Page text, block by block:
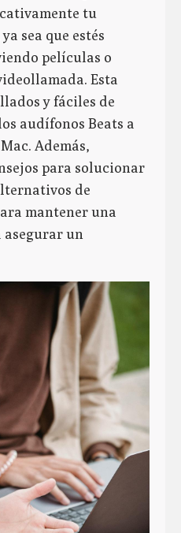
tu
sea que estés
películas o
Esta
y fáciles de
audífonos Beats a
Además,
para solucionar
de
mantener una
asegurar un